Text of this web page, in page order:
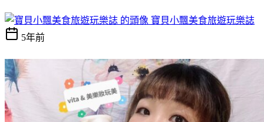
寶貝小飄美食旅遊玩樂誌
5年前